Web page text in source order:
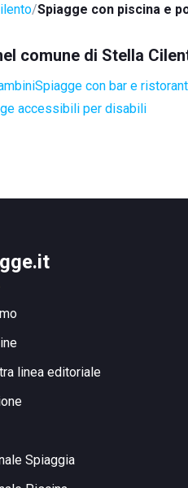
Spiagge con piscina e
comune di Stella
Spiagge con bar e
accessibili per disabili
linea editoriale
Spiaggia